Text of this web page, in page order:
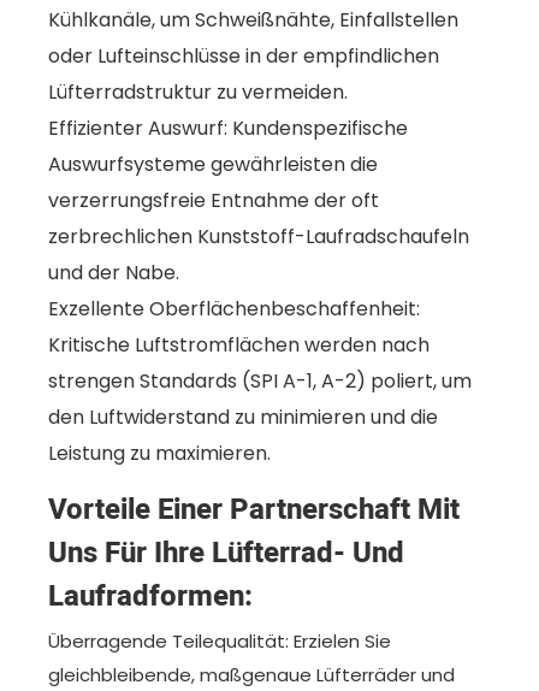
Kühlkanäle, um Schweißnähte, Einfallstellen
oder Lufteinschlüsse in der empfindlichen
Lüfterradstruktur zu vermeiden.
Effizienter Auswurf: Kundenspezifische
Auswurfsysteme gewährleisten die
verzerrungsfreie Entnahme der oft
zerbrechlichen Kunststoff-Laufradschaufeln
und der Nabe.
Exzellente Oberflächenbeschaffenheit:
Kritische Luftstromflächen werden nach
strengen Standards (SPI A-1, A-2) poliert, um
den Luftwiderstand zu minimieren und die
Leistung zu maximieren.
Vorteile Einer Partnerschaft Mit
Uns Für Ihre Lüfterrad- Und
Laufradformen:
Überragende Teilequalität: Erzielen Sie
gleichbleibende, maßgenaue Lüfterräder und